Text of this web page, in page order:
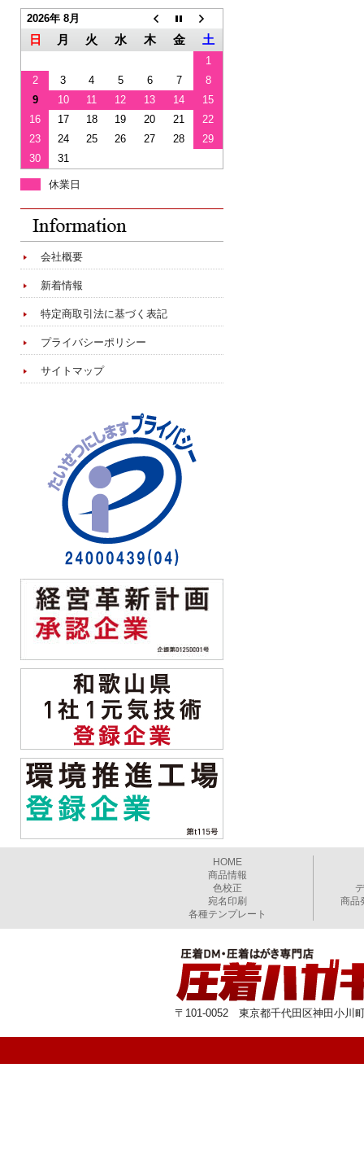
2026年 8月
日 月 火 水 木 金 土
1
2
3 4 5 6 7
8
9
10 11 12 13 14
15
16
17 18 19 20 21
22
23
24 25 26 27 28
29
30
31
休業日
会社概要
新着情報
特定商取引法に基づく表記
プライバシーポリシー
サイトマップ
HOME
商品情報
色校正
宛名印刷
各種テンプレート
商品
〒101-0052 東京都千代田区神田小川